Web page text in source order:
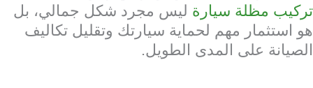
تركيب مظلة سيارة ليس مجرد شكل جمالي، بل
هو استثمار مهم لحماية سيارتك وتقليل تكاليف
الصيانة على المدى الطويل.